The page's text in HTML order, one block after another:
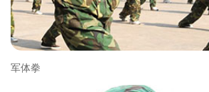
军体拳